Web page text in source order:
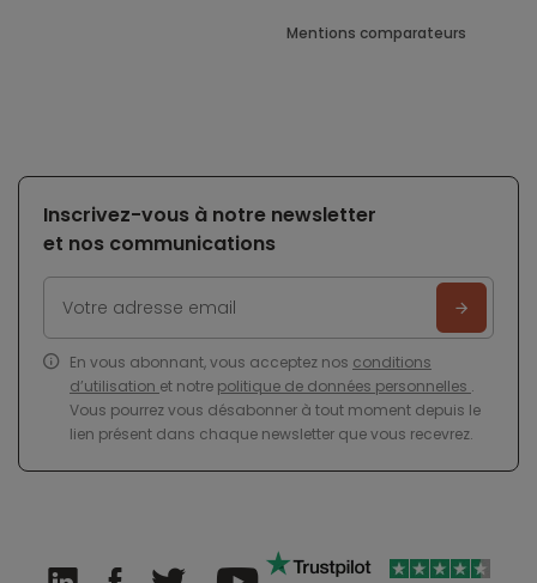
Mentions comparateurs
Inscrivez-vous à notre newsletter
et nos communications
En vous abonnant, vous acceptez nos conditions
d’utilisation et notre politique de données personnelles .
Vous pourrez vous désabonner à tout moment depuis le
lien présent dans chaque newsletter que vous recevrez.